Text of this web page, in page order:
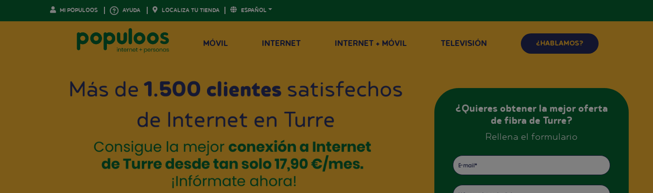
MI POPULOOS AYUDA LOCALIZA TU TIENDA ESPAÑOL
MÓVIL INTERNET INTERNET + MÓVIL TELEVISIÓN ¿HABLAMOS?
¿Quieres obtener la mejor oferta
de fibra de Turre?
Rellena el formulario